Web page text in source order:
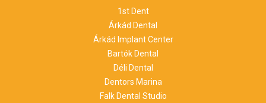
1st Dent
Árkád Dental
Árkád Implant Center
Bartók Dental
Déli Dental
Dentors Marina
Falk Dental Studio